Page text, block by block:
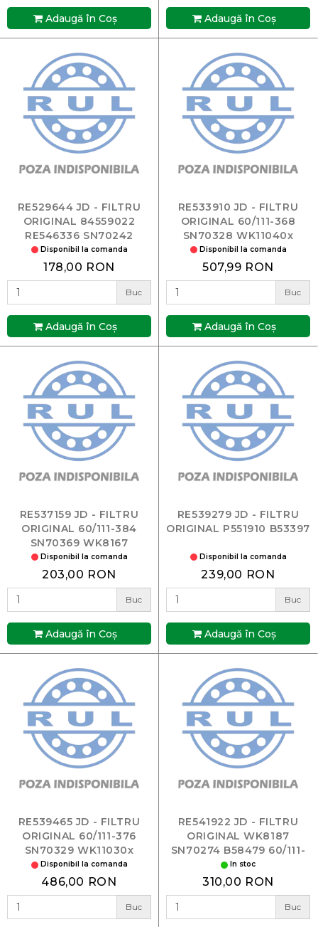
Adaugă în Coş Adaugă în Coş
RE529644 JD - FILTRU
ORIGINAL 84559022
RE546336 SN70242
WK8156 P551434 60/111-
264 B58511
Disponibil la comanda
178,00 RON
Buc
Adaugă în Coş
RE533910 JD - FILTRU
ORIGINAL 60/111-368
SN70328 WK11040x
Disponibil la comanda
507,99 RON
Buc
Adaugă în Coş
RE537159 JD - FILTRU
ORIGINAL 60/111-384
SN70369 WK8167
Disponibil la comanda
203,00 RON
Buc
Adaugă în Coş
RE539279 JD - FILTRU
ORIGINAL P551910 B53397
Disponibil la comanda
239,00 RON
Buc
Adaugă în Coş
RE539465 JD - FILTRU
ORIGINAL 60/111-376
SN70329 WK11030x
Disponibil la comanda
486,00 RON
Buc
RE541922 JD - FILTRU
ORIGINAL WK8187
SN70274 B58479 60/111-
273
In stoc
310,00 RON
Buc